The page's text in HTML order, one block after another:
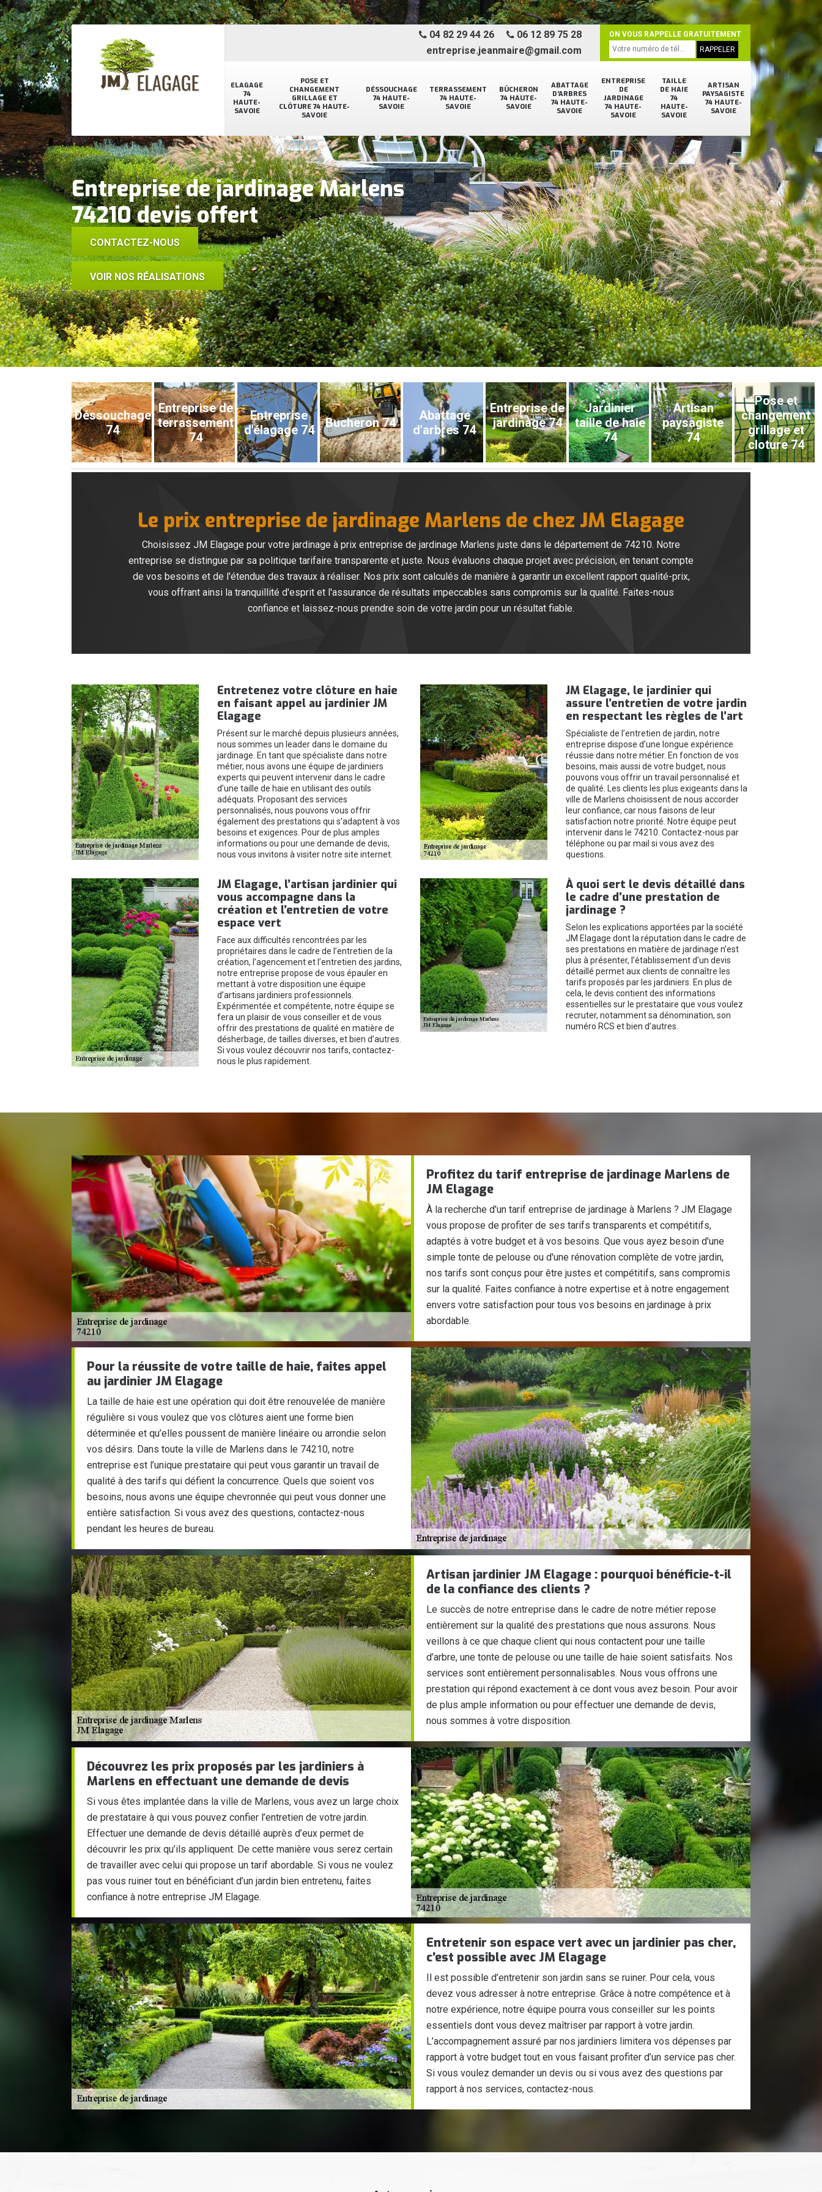
ELAGAGE
74
HAUTE-
SAVOIE
POSE ET
CHANGEMENT
GRILLAGE ET
CLÔTURE 74 HAUTE-
SAVOIE
DÉSSOUCHAGE
74 HAUTE-
SAVOIE
TERRASSEMENT
74 HAUTE-
SAVOIE
BÛCHERON
74 HAUTE-
SAVOIE
ABATTAGE
D'ARBRES
74 HAUTE-
SAVOIE
ENTREPRISE
DE
JARDINAGE
74 HAUTE-
SAVOIE
TAILLE
DE HAIE
74
HAUTE-
SAVOIE
ARTISAN
PAYSAGISTE
74 HAUTE-
SAVOIE
04 82 29 44 26
06 12 89 75 28
entreprise.jeanmaire@gmail.com
ON VOUS RAPPELLE GRATUITEMENT
Entreprise de jardinage Marlens
74210 devis offert
CONTACTEZ-NOUS
VOIR NOS RÉALISATIONS
Déssouchage
74
Entreprise de
terrassement
74
Entreprise
d'élagage 74
Bucheron 74
Abattage
d'arbres 74
Entreprise de
jardinage 74
Jardinier
taille de haie
74
Artisan
paysagiste
74
Pose et
changement
grillage et
cloture 74
Le prix entreprise de jardinage Marlens de chez JM Elagage
Choisissez JM Elagage pour votre jardinage à prix entreprise de jardinage Marlens juste dans le département de 74210. Notre
entreprise se distingue par sa politique tarifaire transparente et juste. Nous évaluons chaque projet avec précision, en tenant compte
de vos besoins et de l'étendue des travaux à réaliser. Nos prix sont calculés de manière à garantir un excellent rapport qualité-prix,
vous offrant ainsi la tranquillité d'esprit et l'assurance de résultats impeccables sans compromis sur la qualité. Faites-nous
confiance et laissez-nous prendre soin de votre jardin pour un résultat fiable.
Entretenez votre clôture en haie
en faisant appel au jardinier JM
Elagage
Présent sur le marché depuis plusieurs années,
nous sommes un leader dans le domaine du
jardinage. En tant que spécialiste dans notre
métier, nous avons une équipe de jardiniers
experts qui peuvent intervenir dans le cadre
d’une taille de haie en utilisant des outils
adéquats. Proposant des services
personnalisés, nous pouvons vous offrir
également des prestations qui s’adaptent à vos
besoins et exigences. Pour de plus amples
informations ou pour une demande de devis,
nous vous invitons à visiter notre site internet.
JM Elagage, le jardinier qui
assure l’entretien de votre jardin
en respectant les règles de l’art
Spécialiste de l’entretien de jardin, notre
entreprise dispose d’une longue expérience
réussie dans notre métier. En fonction de vos
besoins, mais aussi de votre budget, nous
pouvons vous offrir un travail personnalisé et
de qualité. Les clients les plus exigeants dans la
ville de Marlens choisissent de nous accorder
leur confiance, car nous faisons de leur
satisfaction notre priorité. Notre équipe peut
intervenir dans le 74210. Contactez-nous par
téléphone ou par mail si vous avez des
questions.
JM Elagage, l’artisan jardinier qui
vous accompagne dans la
création et l’entretien de votre
espace vert
Face aux difficultés rencontrées par les
propriétaires dans le cadre de l’entretien de la
création, l’agencement et l’entretien des jardins,
notre entreprise propose de vous épauler en
mettant à votre disposition une équipe
d’artisans jardiniers professionnels.
Expérimentée et compétente, notre équipe se
fera un plaisir de vous conseiller et de vous
offrir des prestations de qualité en matière de
désherbage, de tailles diverses, et bien d’autres.
Si vous voulez découvrir nos tarifs, contactez-
nous le plus rapidement.
À quoi sert le devis détaillé dans
le cadre d’une prestation de
jardinage ?
Selon les explications apportées par la société
JM Elagage dont la réputation dans le cadre de
ses prestations en matière de jardinage n’est
plus à présenter, l’établissement d’un devis
détaillé permet aux clients de connaître les
tarifs proposés par les jardiniers. En plus de
cela, le devis contient des informations
essentielles sur le prestataire que vous voulez
recruter, notamment sa dénomination, son
numéro RCS et bien d’autres.
Profitez du tarif entreprise de jardinage Marlens de
JM Elagage
À la recherche d'un tarif entreprise de jardinage à Marlens ? JM Elagage
vous propose de profiter de ses tarifs transparents et compétitifs,
adaptés à votre budget et à vos besoins. Que vous ayez besoin d'une
simple tonte de pelouse ou d'une rénovation complète de votre jardin,
nos tarifs sont conçus pour être justes et compétitifs, sans compromis
sur la qualité. Faites confiance à notre expertise et à notre engagement
envers votre satisfaction pour tous vos besoins en jardinage à prix
abordable.
Pour la réussite de votre taille de haie, faites appel
au jardinier JM Elagage
La taille de haie est une opération qui doit être renouvelée de manière
régulière si vous voulez que vos clôtures aient une forme bien
déterminée et qu’elles poussent de manière linéaire ou arrondie selon
vos désirs. Dans toute la ville de Marlens dans le 74210, notre
entreprise est l’unique prestataire qui peut vous garantir un travail de
qualité à des tarifs qui défient la concurrence. Quels que soient vos
besoins, nous avons une équipe chevronnée qui peut vous donner une
entière satisfaction. Si vous avez des questions, contactez-nous
pendant les heures de bureau.
Artisan jardinier JM Elagage : pourquoi bénéficie-t-il
de la confiance des clients ?
Le succès de notre entreprise dans le cadre de notre métier repose
entièrement sur la qualité des prestations que nous assurons. Nous
veillons à ce que chaque client qui nous contactent pour une taille
d’arbre, une tonte de pelouse ou une taille de haie soient satisfaits. Nos
services sont entièrement personnalisables. Nous vous offrons une
prestation qui répond exactement à ce dont vous avez besoin. Pour avoir
de plus ample information ou pour effectuer une demande de devis,
nous sommes à votre disposition.
Découvrez les prix proposés par les jardiniers à
Marlens en effectuant une demande de devis
Si vous êtes implantée dans la ville de Marlens, vous avez un large choix
de prestataire à qui vous pouvez confier l’entretien de votre jardin.
Effectuer une demande de devis détaillé auprès d’eux permet de
découvrir les prix qu’ils appliquent. De cette manière vous serez certain
de travailler avec celui qui propose un tarif abordable. Si vous ne voulez
pas vous ruiner tout en bénéficiant d’un jardin bien entretenu, faites
confiance à notre entreprise JM Elagage.
Entretenir son espace vert avec un jardinier pas cher,
c’est possible avec JM Elagage
Il est possible d’entretenir son jardin sans se ruiner. Pour cela, vous
devez vous adresser à notre entreprise. Grâce à notre compétence et à
notre expérience, notre équipe pourra vous conseiller sur les points
essentiels dont vous devez maîtriser par rapport à votre jardin.
L’accompagnement assuré par nos jardiniers limitera vos dépenses par
rapport à votre budget tout en vous faisant profiter d’un service pas cher.
Si vous voulez demander un devis ou si vous avez des questions par
rapport à nos services, contactez-nous.